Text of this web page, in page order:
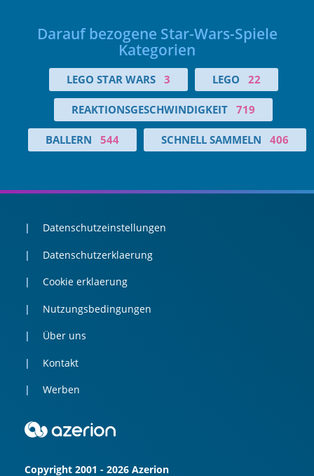
Darauf bezogene Star-Wars-Spiele
Kategorien
LEGO STAR WARS 3 LEGO 22
REAKTIONSGESCHWINDIGKEIT 719
BALLERN 544 SCHNELL SAMMELN 406
Datenschutzeinstellungen
Datenschutzerklaerung
Cookie erklaerung
Nutzungsbedingungen
Über uns
Kontakt
Werben
Copyright 2001 - 2026 Azerion